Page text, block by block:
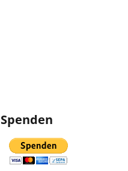
Spenden